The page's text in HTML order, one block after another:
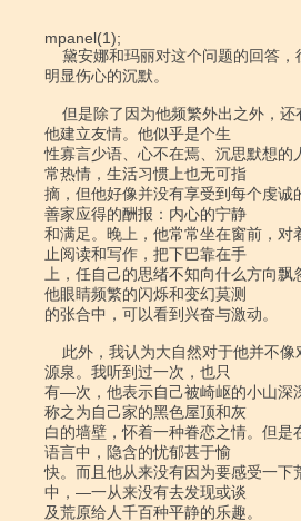
mpanel(1);
明显伤心的沉默。
他建立友情。他似乎是个生
性寡言少语、心不在焉、沉思默想的
常热情，生活习惯上也无可指
摘，但他好像并没有享受到每个虔诚
善家应得的酬报：内心的宁静
和满足。晚上，他常常坐在窗前，对
止阅读和写作，把下巴靠在手
上，任自己的思绪不知向什么方向
他眼睛频繁的闪烁和变幻莫测
的张合中，可以看到兴奋与激动。
源泉。我听到过一次，也只
有―次，他表示自己被崎岖的小山深
称之为自己家的黑色屋顶和灰
白的墙壁，怀着一种眷恋之情。但是
语言中，隐含的忧郁甚于愉
快。而且他从来没有因为要感受一下
中，―一从来没有去发现或谈
及荒原给人千百种平静的乐趣。